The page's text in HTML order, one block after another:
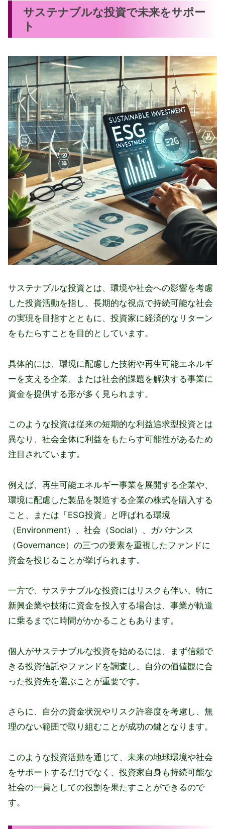
サステナブルな投資で未来をサポー
ト
サステナブルな投資とは、環境や社会への影響を考慮
した投資活動を指し、長期的な視点で持続可能な社会
の実現を目指すとともに、投資家に経済的なリターン
をもたらすことを目的としています。
具体的には、環境に配慮した技術や再生可能エネルギ
ーを支える企業、または社会的課題を解決する事業に
資金を提供する形が多く見られます。
このような投資は従来の短期的な利益追求型投資とは
異なり、社会全体に利益をもたらす可能性があるため
注目されています。
例えば、再生可能エネルギー事業を展開する企業や、
環境に配慮した製品を製造する企業の株式を購入する
こと、または「ESG投資」と呼ばれる環境
（Environment）、社会（Social）、ガバナンス
（Governance）の三つの要素を重視したファンドに
資金を投じることが挙げられます。
一方で、サステナブルな投資にはリスクも伴い、特に
新興企業や技術に資金を投入する場合は、事業が軌道
に乗るまでに時間がかかることもあります。
個人がサステナブルな投資を始めるには、まず信頼で
きる投資信託やファンドを調査し、自分の価値観に合
った投資先を選ぶことが重要です。
さらに、自分の資金状況やリスク許容度を考慮し、無
理のない範囲で取り組むことが成功の鍵となります。
このような投資活動を通じて、未来の地球環境や社会
をサポートするだけでなく、投資家自身も持続可能な
社会の一員としての役割を果たすことができるので
す。